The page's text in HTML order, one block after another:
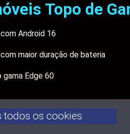
Topo de
Android 16
maior duração de bateria
gama Edge 60
todos os cookies